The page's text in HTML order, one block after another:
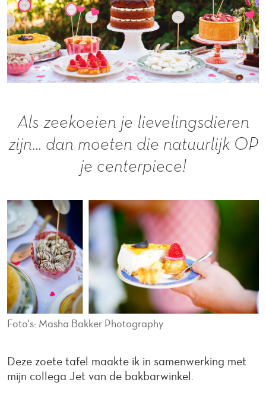
Als zeekoeien je lievelingsdieren
zijn... dan moeten die natuurlijk OP
je centerpiece!
Foto's: Masha Bakker Photography
Deze zoete tafel maakte ik in samenwerking met
mijn collega Jet van de bakbarwinkel.